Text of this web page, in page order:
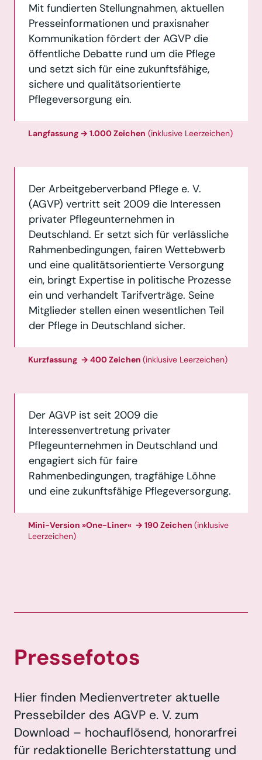
Mit fundierten Stellungnahmen, aktuellen
Presseinformationen und praxisnaher
Kommunikation fördert der AGVP die
öffentliche Debatte rund um die Pflege
und setzt sich für eine zukunftsfähige,
sichere und qualitätsorientierte
Pflegeversorgung ein.
Langfassung → 1.000 Zeichen (inklusive Leerzeichen)
Der Arbeitgeberverband Pflege e. V.
(AGVP) vertritt seit 2009 die Interessen
privater Pflegeunternehmen in
Deutschland. Er setzt sich für verlässliche
Rahmenbedingungen, fairen Wettebwerb
und eine qualitätsorientierte Versorgung
ein, bringt Expertise in politische Prozesse
ein und verhandelt Tarifverträge. Seine
Mitglieder stellen einen wesentlichen Teil
der Pflege in Deutschland sicher.
Kurzfassung → 400 Zeichen (inklusive Leerzeichen)
Der AGVP ist seit 2009 die
Interessenvertretung privater
Pflegeunternehmen in Deutschland und
engagiert sich für faire
Rahmenbedingungen, tragfähige Löhne
und eine zukunftsfähige Pflegeversorgung.
Mini-Version »One-Liner« → 190 Zeichen (inklusive
Leerzeichen)
Pressefotos
Hier finden Medienvertreter aktuelle
Pressebilder des AGVP e. V. zum
Download – hochauflösend, honorarfrei
für redaktionelle Berichterstattung und